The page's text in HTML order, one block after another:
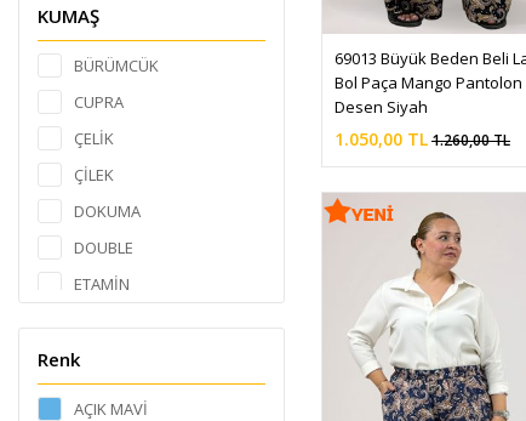
5XL
Standart Beden
KUMAŞ
BÜRÜMCÜK
CUPRA
ÇELİK
ÇİLEK
DOKUMA
DOUBLE
ETAMİN
KEÇE
Renk
AÇIK MAVİ
69013 Büyük Beden Beli
Bol Paça Mango Pantolon
Desen Siyah
1.050,00 TL1.260,00 TL